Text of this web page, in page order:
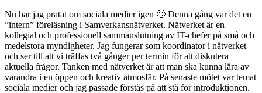
Nu har jag pratat om sociala medier igen 🙂 Denna gång var det en
”intern” föreläsning i Samverkansnätverket. Nätverket är en
kollegial och professionell sammanslutning av IT-chefer på små och
medelstora myndigheter. Jag fungerar som koordinator i nätverket
och ser till att vi träffas två gånger per termin för att diskutera
aktuella frågor. Tanken med nätverket är att man ska kunna lära av
varandra i en öppen och kreativ atmosfär. På senaste mötet var temat
sociala medier och jag passade förstås på att stå för introduktionen.